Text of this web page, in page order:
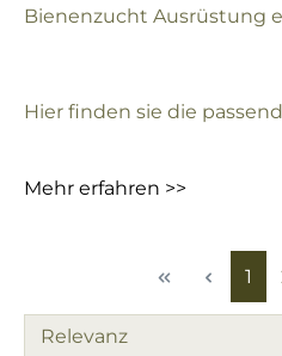
Bienenzucht Ausrüstung
Hier finden sie die
Mehr erfahren >>
1